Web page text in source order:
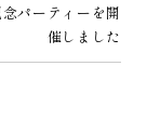
パーティーを開
催しました